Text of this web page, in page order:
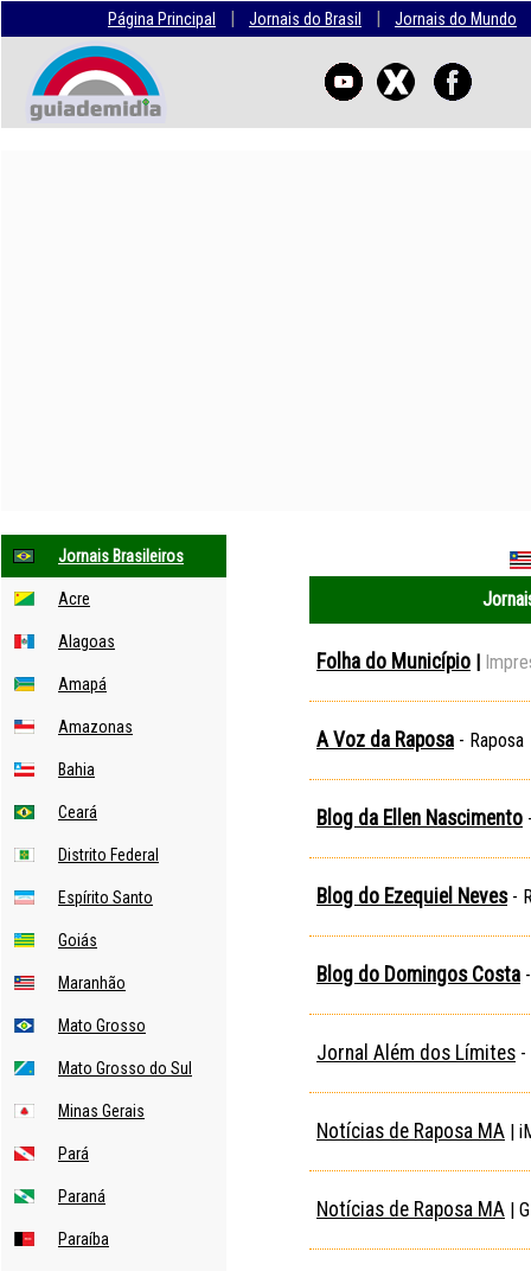
Página Principal | Jornais do Brasil | Jornais do Mundo
Jornais Brasileiros
Acre
Alagoas
Amapá
Amazonas
Bahia
Ceará
Distrito Federal
Espírito Santo
Goiás
Maranhão
Mato Grosso
Mato Grosso do Sul
Minas Gerais
Pará
Paraná
Paraíba
Folha do Município |
A Voz da Raposa - Raposa
Blog da Ellen Nascimento
Blog do Ezequiel Neves-
Blog do Domingos Costa
Jornal Além dos Límites -
Notícias de Raposa MA |
Notícias de Raposa MA |